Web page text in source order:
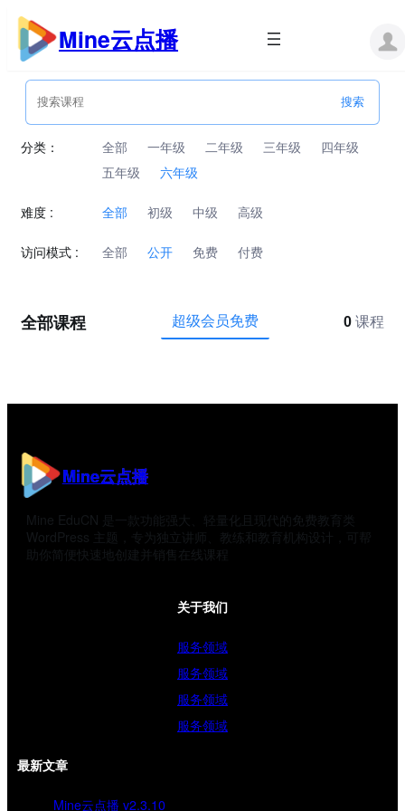
跳
内
Mine云点播
分类： 全部 一年级 二年级 三年级
四年级
五年级
六年级
难度 : 全部 初级 中级 高级
访问模式 : 全部 公开 免费 付费
全部课程 超级会员免费 0 课程
Mine云点播
Mine EduCN 是一款功能强大、轻量化且现代的免费教育类
WordPress 主题，专为独立讲师、教练和教育机构设计，可帮
助你简便快速地创建并销售在线课程
关于我们
服务领域
服务领域
服务领域
服务领域
最新文章
Mine云点播 v2.3.10